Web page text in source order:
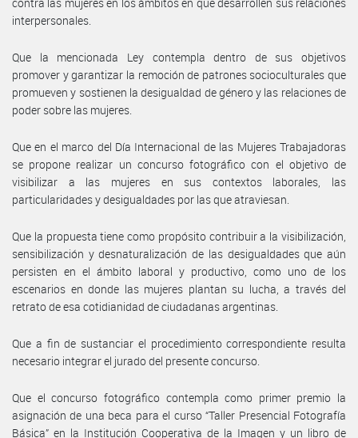
interpersonales.
Que la mencionada Ley contempla dentro de sus objetivos
promover y garantizar la remoción de patrones socioculturales que
promueven y sostienen la desigualdad de género y las relaciones de
poder sobre las mujeres.
Que en el marco del Día Internacional de las Mujeres Trabajadoras
se propone realizar un concurso fotográfico con el objetivo de
visibilizar a las mujeres en sus contextos laborales, las
particularidades y desigualdades por las que atraviesan.
Que la propuesta tiene como propósito contribuir a la visibilización,
sensibilización y desnaturalización de las desigualdades que aún
persisten en el ámbito laboral y productivo, como uno de los
escenarios en donde las mujeres plantan su lucha, a través del
retrato de esa cotidianidad de ciudadanas argentinas.
Que a fin de sustanciar el procedimiento correspondiente resulta
necesario integrar el jurado del presente concurso.
Que el concurso fotográfico contempla como primer premio la
asignación de una beca para el curso “Taller Presencial Fotografía
Básica” en la Institución Cooperativa de la Imagen y un libro de